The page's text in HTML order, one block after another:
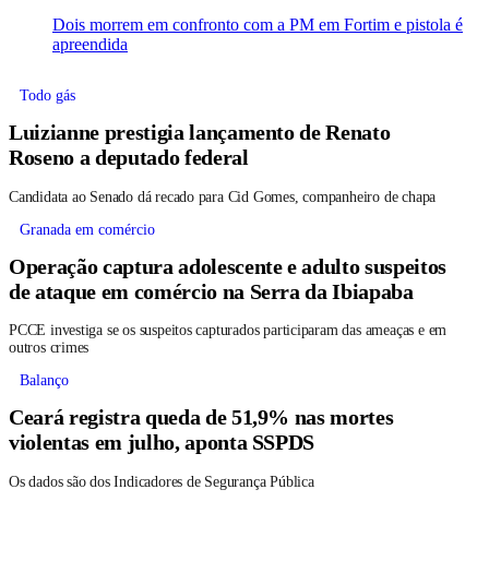
Dois morrem em confronto com a PM em Fortim e pistola é
apreendida
Todo gás
Luizianne prestigia lançamento de Renato
Roseno a deputado federal
Candidata ao Senado dá recado para Cid Gomes, companheiro de chapa
Granada em comércio
Operação captura adolescente e adulto suspeitos
de ataque em comércio na Serra da Ibiapaba
PCCE investiga se os suspeitos capturados participaram das ameaças e em
outros crimes
Balanço
Ceará registra queda de 51,9% nas mortes
violentas em julho, aponta SSPDS
Os dados são dos Indicadores de Segurança Pública